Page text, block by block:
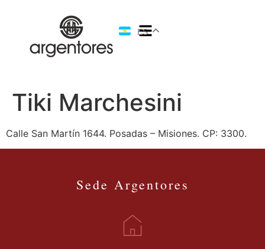
ES
Tiki Marchesini
Calle San Martín 1644. Posadas – Misiones. CP: 3300.
Sede Argentores